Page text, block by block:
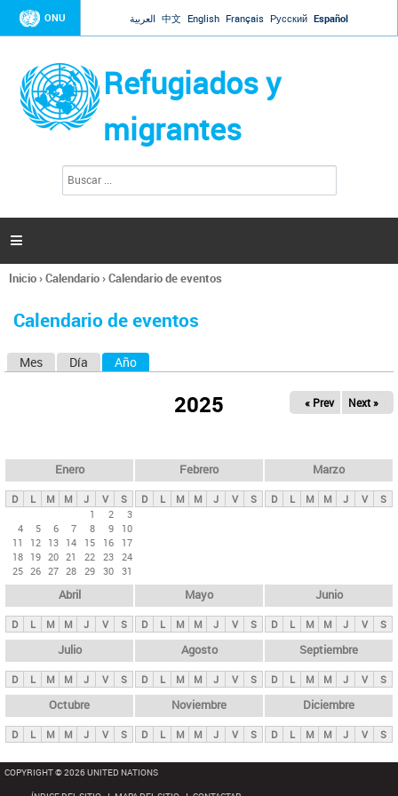
Jump to navigation
ONU العربية 中文 English Français Русский Español
Refugiados y
migrantes
l
d
s

Se
usted
Inicio›Calendario›Calendario de eventos
Calendario de eventos
s
p
n
i
p
a
l
s
Mes Día Año
2025 « Prev Next »
Enero
D L M M J V
S
1
2
3
4
5 6 7 8 9
10
11
12 13 14 15 16
17
18 19 20 21 22 23 24
25 26 27 28 29 30 31
Febrero
D L M M J V S
Marzo
D L M M J V S
Abril
D L M M J V S
Mayo
D L M M J V S
Junio
D L M M J V S
Julio
D L M M J V S
Agosto
D L M M J V S
Septiembre
D L M M J V S
Octubre
D L M M J V S
Noviembre
D L M M J V S
Diciembre
D L M M J V S
COPYRIGHT © 2026 UNITED NATIONS